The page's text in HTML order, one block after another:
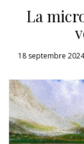
La
18 septembre 2024